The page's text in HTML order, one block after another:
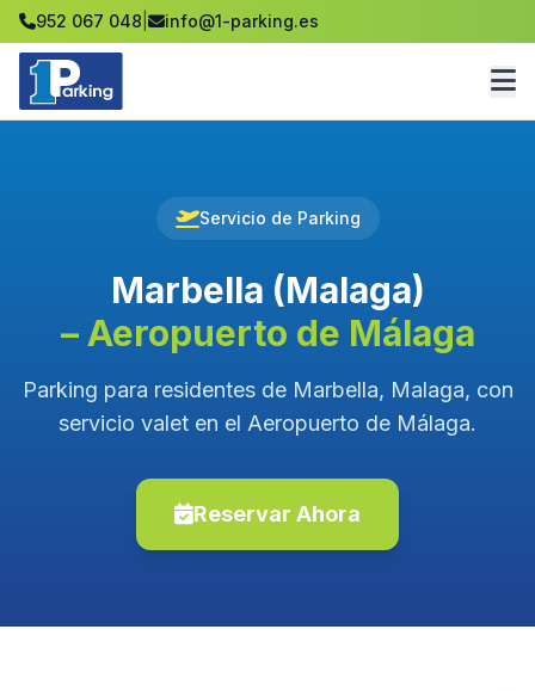
952 067 048 info@1-parking.es
Servicio de Parking
Marbella (Malaga)
– Aeropuerto de Málaga
Parking para residentes de Marbella, Malaga, con
servicio valet en el Aeropuerto de Málaga.
Reservar Ahora